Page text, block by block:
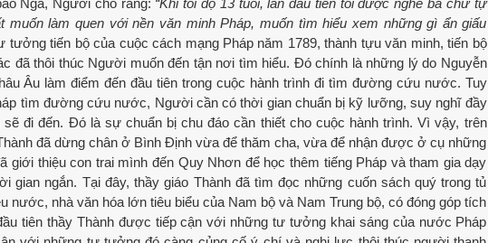
Nga, Người cho rằng: “Khi tôi độ 13 tuổi, lần đầu tiên tôi được nghe ba chữ tự
làm quen với nền văn minh Pháp, muốn tìm hiểu xem những gì ẩn giấu
tiến bộ của cuộc cách mạng Pháp năm 1789, thành tựu văn minh, tiến bộ
đã thôi thúc Người muốn đến tận nơi tìm hiểu. Đó chính là những lý do Nguyễn
Âu làm điểm đến đầu tiên trong cuộc hành trình đi tìm đường cứu nước. Tuy
tìm đường cứu nước, Người cần có thời gian chuẩn bị kỹ lưỡng, suy nghĩ đầy
đi đến. Đó là sự chuẩn bị chu đáo cần thiết cho cuộc hành trình. Vì vậy, trên
đã dừng chân ở Bình Định vừa để thăm cha, vừa để nhận được ở cụ những
giới thiệu con trai mình đến Quy Nhơn để học thêm tiếng Pháp và tham gia dạy
gian ngắn. Tại đây, thầy giáo Thành đã tìm đọc những cuốn sách quý trong tủ
nước, nhà văn hóa lớn tiêu biểu của Nam bộ và Nam Trung bộ, có đóng góp tích
tiên thầy Thành được tiếp cận với những tư tưởng khai sáng của nước Pháp